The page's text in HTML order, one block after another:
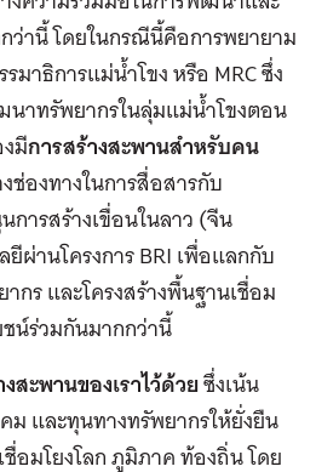
านี้ โดยในกรณีนี้คือการพยายาม
มาธิการแม่น้ำโขง หรือ MRC ซึ่ง
าทรัพยากรในลุ่มแม่น้ำโขงตอน
มีการสร้างสะพานสำหรับคน
ช่องทางในการสื่อสารกับ
ารสร้างเขื่อนในลาว (จีน
ผ่านโครงการ BRI เพื่อแลกกับ
กร และโครงสร้างพื้นฐานเชื่อม
น์ร่วมกันมากกว่านี้
สะพานของเราไว้ด้วยซึ่งเน้น
และทุนทางทรัพยากรให้ยั่งยืน
อมโยงโลก ภูมิภาค ท้องถิ่น โดย